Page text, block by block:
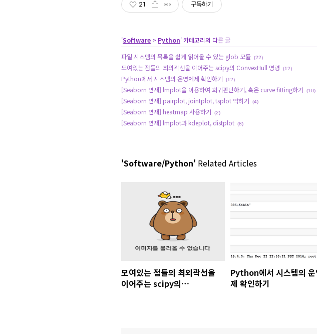
21 구독하기
'Software > Python' 카테고리의 다른 글
파일 시스템의 목록을 쉽게 읽어올 수 있는 glob 모듈 (22)
모여있는 점들의 최외곽선을 이어주는 scipy의 ConvexHull 명령 (12)
Python에서 시스템의 운영체제 확인하기 (12)
[Seaborn 연재] lmplot을 이용하여 회귀판단하기, 혹은 curve fitting하기 (10)
[Seaborn 연재] pairplot, jointplot, tsplot 익히기 (4)
[Seaborn 연재] heatmap 사용하기 (2)
[Seaborn 연재] lmplot과 kdeplot, distplot (8)
'Software/Python' Related Articles
모여있는 점들의 최외곽선을
이어주는 scipy의
Python에서 시스템의 운
제 확인하기